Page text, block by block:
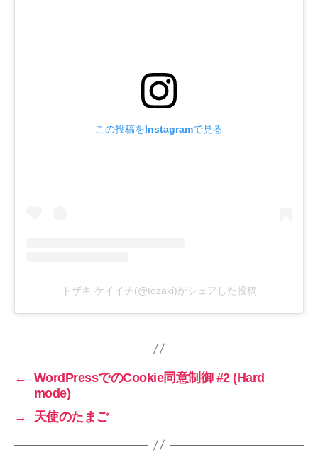
この投稿をInstagramで見る
トザキ ケイイチ(@tozaki)がシェアした投稿
←
WordPressでのCookie同意制御 #2 (Hard
mode)
→
天使のたまご